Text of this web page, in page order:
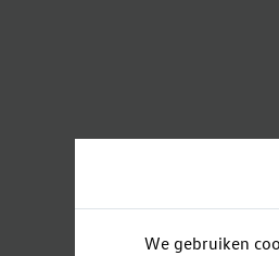
We gebruiken